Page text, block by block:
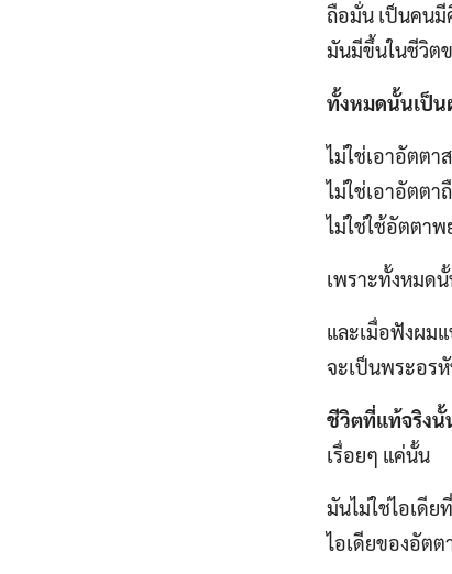
ถือมั่น เป็นคนมี
มันมีขึ้นในชีวิตข
ทั้งหมดนั้นเป็น
ไม่ใช่เอาอัตตา
ไม่ใช่เอาอัตตา
ไม่ใช่ใช้อัตตา
เพราะทั้งหมด
และเมื่อฟังผม
จะเป็นพระอร
ชีวิตที่แท้จริงนั้
เรื่อยๆ แค่นั้น
มันไม่ใช่ไอเดีย
ไอเดียของอัตต